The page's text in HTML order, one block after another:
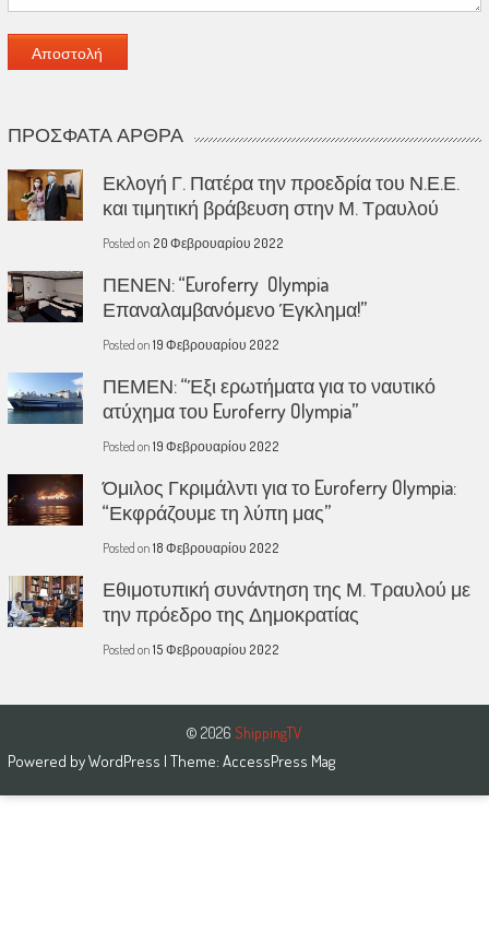
ΠΡΌΣΦΑΤΑ ΆΡΘΡΑ
Εκλογή Γ. Πατέρα την προεδρία του Ν.Ε.Ε.
και τιμητική βράβευση στην Μ. Τραυλού
Posted on 20 Φεβρουαρίου 2022
ΠΕΝΕΝ: “Euroferry Olympia
Επαναλαμβανόμενο Έγκλημα!”
Posted on 19 Φεβρουαρίου 2022
ΠΕΜΕΝ: “Έξι ερωτήματα για το ναυτικό
ατύχημα του Euroferry Olympia”
Posted on 19 Φεβρουαρίου 2022
Όμιλος Γκριμάλντι για το Euroferry Olympia:
“Εκφράζουμε τη λύπη μας”
Posted on 18 Φεβρουαρίου 2022
Εθιμοτυπική συνάντηση της Μ. Τραυλού με
την πρόεδρο της Δημοκρατίας
Posted on 15 Φεβρουαρίου 2022
© 2026 ShippingTV
Powered byWordPress | Theme: AccessPress Mag